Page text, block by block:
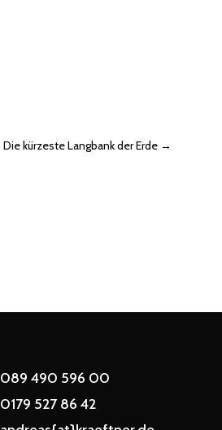
Die kürzeste Langbank der Erde →
089 490 596 00
0179 527 86 42